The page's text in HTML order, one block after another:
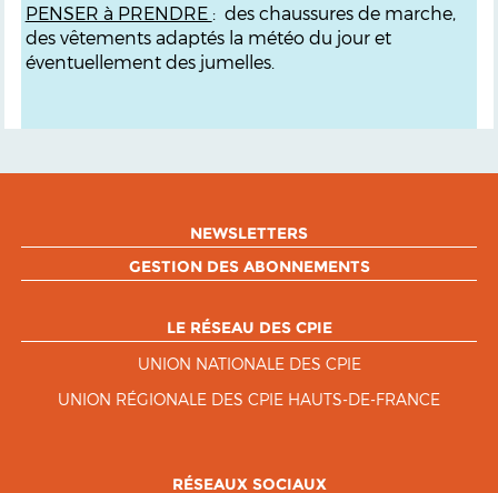
PENSER à PRENDRE : des chaussures de marche,
des vêtements adaptés la météo du jour et
éventuellement des jumelles.
NEWSLETTERS
GESTION DES ABONNEMENTS
LE RÉSEAU DES CPIE
UNION NATIONALE DES CPIE
UNION RÉGIONALE DES CPIE HAUTS-DE-FRANCE
RÉSEAUX SOCIAUX